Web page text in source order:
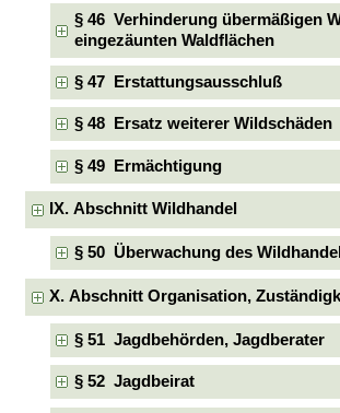
§ 46 Verhinderung übermäßigen
eingezäunten Waldflächen
§ 47 Erstattungsausschluß
§ 48 Ersatz weiterer Wildschäden
§ 49 Ermächtigung
IX. Abschnitt Wildhandel
§ 50 Überwachung des
X. Abschnitt Organisation,
§ 51 Jagdbehörden, Jagdberater
§ 52 Jagdbeirat